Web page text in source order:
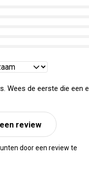
Wees de eerste die een
review
door een review te